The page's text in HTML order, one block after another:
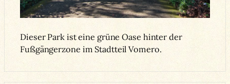
Dieser Park ist eine grüne Oase hinter der
Fußgängerzone im Stadtteil Vomero.